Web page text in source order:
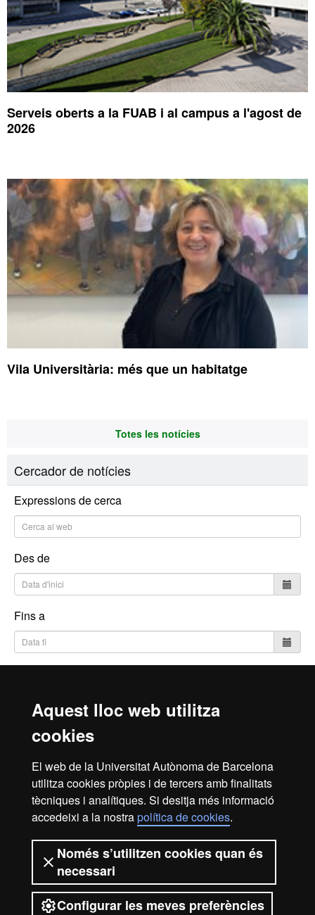
Aquest lloc web utilitza
cookies
El web de la Universitat Autònoma de Barcelona
utilitza cookies pròpies i de tercers amb finalitats
tècniques i analítiques. Si desitja més informació
accedeixi a la nostrapolítica de cookies.
Només s’utilitzen cookies quan és
necessari
Configurar les meves preferències
Serveis oberts a la FUAB i al campus a l'agost de
2026
Vila Universitària: més que un habitatge
Totes les notícies
Cercador de notícies
Expressions de cerca
Des de
Fins a
Canal intern d'informació Protecció de dades
Sobre el web
Fundació UAB | Universitat Autònoma de Barcelona
La Fundació Universitat Autònoma de Barcelona és una
entitat creada en el si de la Universitat Autònoma de
Barcelona que col·labora en el foment i la realització
d’activitats docents, de recerca i d’acció social, i en la
prestació de serveis comercials i de gestió patrimonial